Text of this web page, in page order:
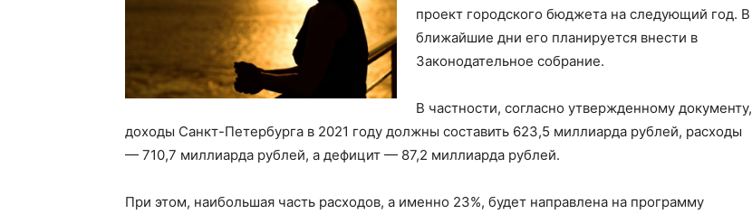
проект городского бюджета на следующий год. В
ближайшие дни его планируется внести в
Законодательное собрание.
В частности, согласно утвержденному документу,
доходы Санкт-Петербурга в 2021 году должны составить 623,5 миллиарда рублей, расходы
— 710,7 миллиарда рублей, а дефицит — 87,2 миллиарда рублей.
При этом, наибольшая часть расходов, а именно 23%, будет направлена ​​на программу